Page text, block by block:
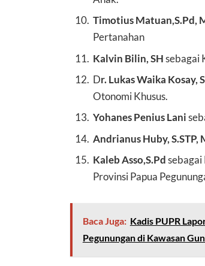
Timotius Matuan,S.Pd,
Pertanahan
Kalvin Bilin, SH sebagai
Dr. Lukas Waika Kosay,
Otonomi Khusus.
Yohanes Penius Lani
Andrianus Huby, S.STP,
Kaleb Asso,S.Pd sebagai
Provinsi Papua
Baca Juga: Kadis PUPR
Pegunungan di Kawasan